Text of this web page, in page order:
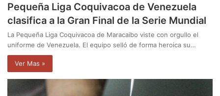
Pequeña Liga Coquivacoa de Venezuela
clasifica a la Gran Final de la Serie Mundial
La Pequeña Liga Coquivacoa de Maracaibo viste con orgullo el
uniforme de Venezuela. El equipo selló de forma heroica su…
Ver Mas »